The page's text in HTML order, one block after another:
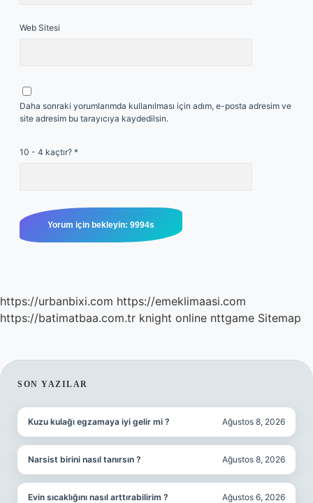
Web Sitesi
Daha sonraki yorumlarımda kullanılması için adım, e-posta adresim ve
site adresim bu tarayıcıya kaydedilsin.
10 - 4 kaçtır? *
https://urbanbixi.com https://emeklimaasi.com
https://batimatbaa.com.tr knight online nttgame Sitemap
SIDEBAR
SON YAZILAR
Kuzu kulağı egzamaya iyi gelir mi ? Ağustos 8, 2026
Narsist birini nasıl tanırsın ? Ağustos 8, 2026
Evin sıcaklığını nasıl arttırabilirim ? Ağustos 6, 2026